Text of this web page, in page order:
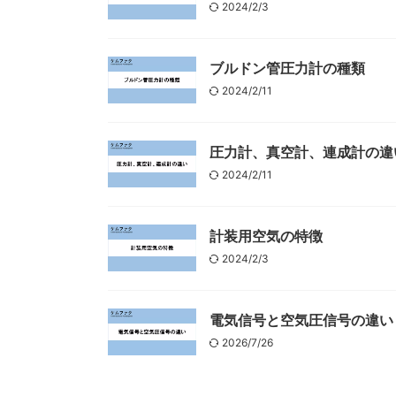
2024/2/3
ブルドン管圧力計の種類
2024/2/11
圧力計、真空計、連成計の
2024/2/11
計装用空気の特徴
2024/2/3
電気信号と空気圧信号の違い
2026/7/26